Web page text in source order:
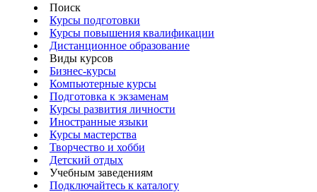
Поиск
Курсы подготовки
Курсы повышения квалификации
Дистанционное образование
Виды курсов
Бизнес-курсы
Компьютерные курсы
Подготовка к экзаменам
Курсы развития личности
Иностранные языки
Курсы мастерства
Творчество и хобби
Детский отдых
Учебным заведениям
Подключайтесь к каталогу